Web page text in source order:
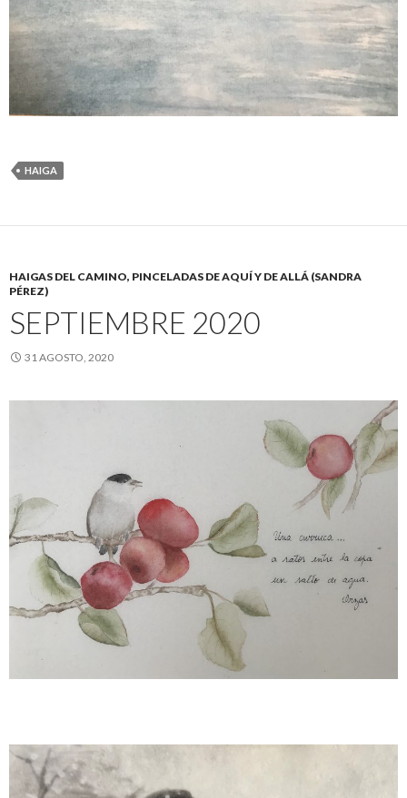
HAIGA
HAIGAS DEL CAMINO, PINCELADAS DE AQUÍ Y DE ALLÁ (SANDRA
PÉREZ)
SEPTIEMBRE 2020
31 AGOSTO, 2020